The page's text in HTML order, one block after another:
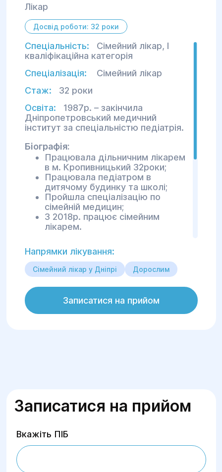
Лікар
Досвід роботи: 32 роки
Спеціальність:
Сімейний лікар, I
кваліфікаційна категорія
Спеціалізація:
Сімейний лікар
Стаж:
32 роки
Освіта:
1987р. – закінчила
Дніпропетровський медичний
інститут за спеціальністю педіатрія.
Біографія:
Працювала дільничним лікарем
в м. Кропивницький 32роки;
Працювала педіатром в
дитячому будинку та школі;
Пройшла спеціалізацію по
сімейній медицин;
З 2018р. працює сімейним
лікарем.
Лікар надає наступні послуги:
Діагностика захворювань;
Консультує з приводу прийому
препаратів;
Виписує направлення на здачу
Напрямки лікування:
Сімейний лікар у Дніпрі Дорослим
Записатися на прийом
Записатися на прийом
Вкажіть ПІБ